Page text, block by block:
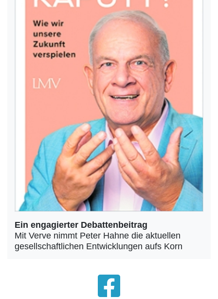
Ein engagierter Debattenbeitrag
Mit Verve nimmt Peter Hahne die aktuellen
gesellschaftlichen Entwicklungen aufs Korn